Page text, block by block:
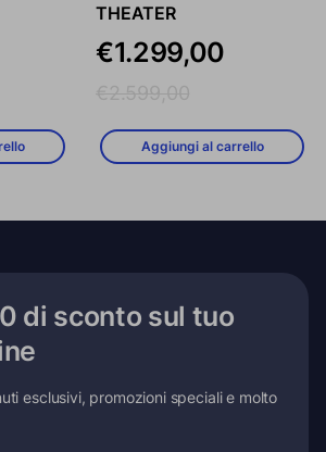
THEATER
€1.299,00
Aggiungi al carrello
di sconto sul tuo
esclusivi, promozioni speciali e molto